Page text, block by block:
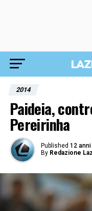
2014
Paideia,
Pereirinha
Published 12 anni
By Redazione